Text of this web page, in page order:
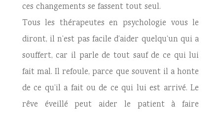
ces changements se fassent tout seul.
Tous les thérapeutes en psychologie vous le
diront, il n’est pas facile d’aider quelqu’un qui a
souffert, car il parle de tout sauf de ce qui lui
fait mal. Il refoule, parce que souvent il a honte
de ce qu’il a fait ou de ce qui lui est arrivé. Le
rêve éveillé peut aider le patient à faire